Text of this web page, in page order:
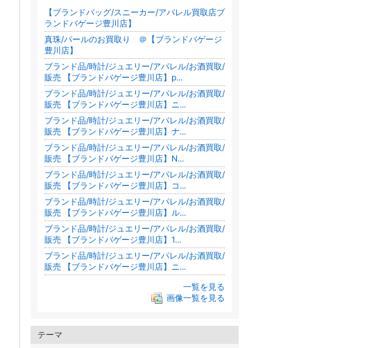
【ブランドバッグ/スニーカー/アパレル買取店ブ
ランドバゲージ豊川店】
真珠/パールのお買取り ＠【ブランドバゲージ
豊川店】
ブランド品/時計/ジュエリー/アパレル/お酒買取/
販売 【ブランドバゲージ豊川店】p...
ブランド品/時計/ジュエリー/アパレル/お酒買取/
販売 【ブランドバゲージ豊川店】ニ...
ブランド品/時計/ジュエリー/アパレル/お酒買取/
販売 【ブランドバゲージ豊川店】ナ...
ブランド品/時計/ジュエリー/アパレル/お酒買取/
販売 【ブランドバゲージ豊川店】N...
ブランド品/時計/ジュエリー/アパレル/お酒買取/
販売 【ブランドバゲージ豊川店】コ...
ブランド品/時計/ジュエリー/アパレル/お酒買取/
販売 【ブランドバゲージ豊川店】ル...
ブランド品/時計/ジュエリー/アパレル/お酒買取/
販売 【ブランドバゲージ豊川店】1...
ブランド品/時計/ジュエリー/アパレル/お酒買取/
販売 【ブランドバゲージ豊川店】ニ...
一覧を見る
画像一覧を見る
テーマ